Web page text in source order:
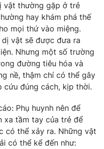
vật thường gặp ở trẻ
hay khám phá thế
mọi thứ vào miệng.
vật sẽ được đưa ra
Nhưng một số trường
đường tiêu hóa và
nề, thậm chí có thể gây
đúng cách, kịp thời.
Phụ huynh nên để
xa tầm tay của trẻ để
có thể xảy ra. Những vật
có thể kể đến như: